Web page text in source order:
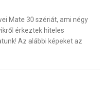
Mate 30 szériát, ami négy
érkeztek hiteles
Az alábbi képeket az